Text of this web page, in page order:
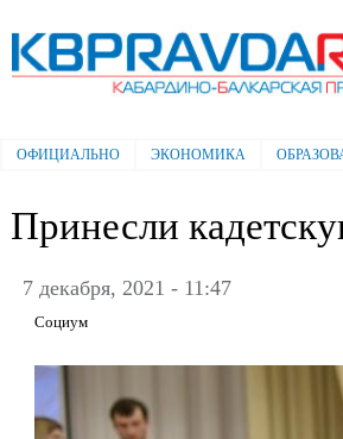
Электронная газета "Кабардино-
Балкарская правда"
Главное меню
ОФИЦИАЛЬНО ЭКОНОМИКА
Принесли
7 декабря, 2021 - 11:47
Социум